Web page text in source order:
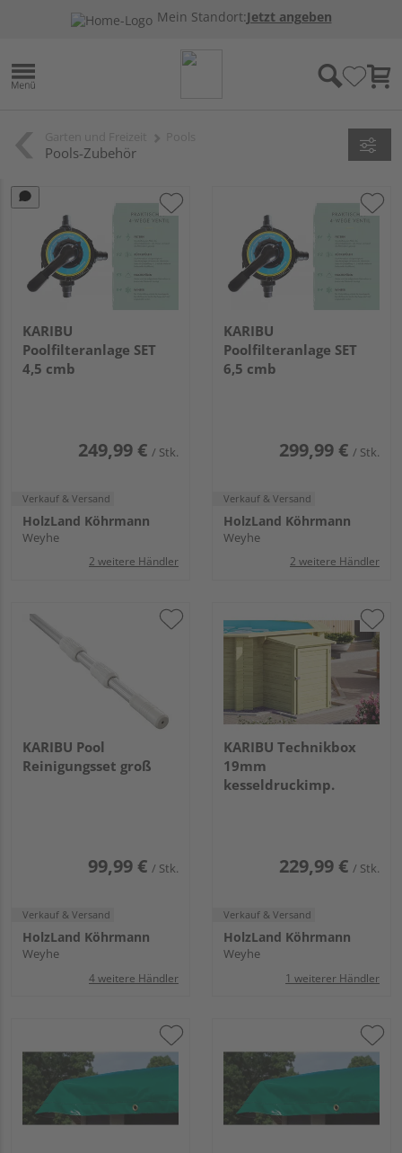
Mein Standort:Jetzt angeben
Pools-Zubehör
KARIBU
Poolfilteranlage SET
4,5 cmb
249,99 € / Stk.
Verkauf & Versand
HolzLand Köhrmann
Weyhe
2 weitere Händler
KARIBU
Poolfilteranlage SET
6,5 cmb
299,99 € / Stk.
Verkauf & Versand
HolzLand Köhrmann
Weyhe
2 weitere Händler
KARIBU Pool
Reinigungsset groß
99,99 € / Stk.
Verkauf & Versand
HolzLand Köhrmann
Weyhe
4 weitere Händler
KARIBU Technikbox
19mm
kesseldruckimp.
229,99 € / Stk.
Verkauf & Versand
HolzLand Köhrmann
Weyhe
1 weiterer Händler